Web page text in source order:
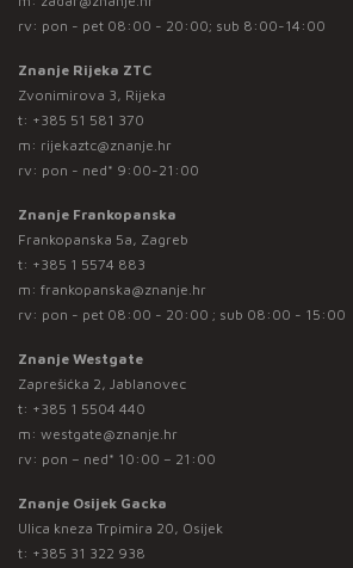
rv: pon - pet 08:00 - 20:00; sub 8:00-14:00
Znanje Rijeka ZTC
Zvonimirova 3, Rijeka
t: +385 51 581 370
m: rijekaztc@znanje.hr
rv: pon - ned* 9:00-21:00
Znanje Frankopanska
Frankopanska 5a, Zagreb
t: +385 1 5574 883
m: frankopanska@znanje.hr
rv: pon - pet 08:00 - 20:00 ; sub 08:00 - 15:00
Znanje Westgate
Zaprešićka 2, Jablanovec
t: +385 1 5504 440
m: westgate@znanje.hr
rv: pon – ned* 10:00 – 21:00
Znanje Osijek Gacka
Ulica kneza Trpimira 20, Osijek
t: +385 31 322 938